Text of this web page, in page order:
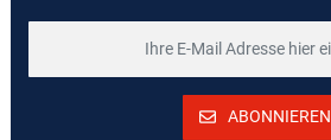
ABONNIEREN